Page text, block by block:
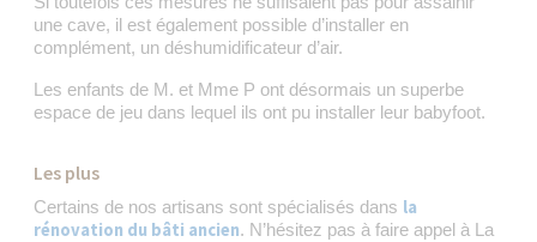
une cave, il est également possible d’installer en
complément, un déshumidificateur d’air.
Les enfants de M. et Mme P ont désormais un superbe
espace de jeu dans lequel ils ont pu installer leur babyfoot.
Les plus
Certains de nos artisans sont spécialisés dans la
rénovation du bâti ancien. N’hésitez pas à faire appel à La